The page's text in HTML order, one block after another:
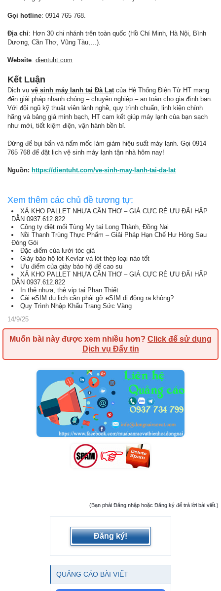
Gọi hotline: 0914 765 768.
Địa chỉ: Hơn 30 chi nhánh trên toàn quốc (Hồ Chí Minh, Hà Nội, Bình
Dương, Cần Thơ, Vũng Tàu,…).
Website: dientuht.com
Kết Luận
Dịch vụ vệ sinh máy lạnh tại Đà Lạt của Hệ Thống Điện Tử HT mang
đến giải pháp nhanh chóng – chuyên nghiệp – an toàn cho gia đình bạn.
Với đội ngũ kỹ thuật viên lành nghề, quy trình chuẩn, linh kiện chính
hãng và bảng giá minh bạch, HT cam kết giúp máy lạnh của bạn sạch
như mới, tiết kiệm điện, vận hành bền bỉ.
Đừng để bụi bẩn và nấm mốc làm giảm hiệu suất máy lạnh. Gọi 0914
765 768 để đặt lịch vệ sinh máy lạnh tận nhà hôm nay!
Nguồn: https://dientuht.com/ve-sinh-may-lanh-tai-da-lat
Xem thêm các chủ đề tương tự:
XẢ KHO PALLET NHỰA CẦN THƠ – GIÁ CỰC RẺ ƯU ĐÃI HẤP
DẪN 0937.612.822
Công ty diệt mối Tùng My tại Long Thành, Đồng Nai
Nồi Thanh Trùng Thực Phẩm – Giải Pháp Hạn Chế Hư Hỏng Sau
Đóng Gói
Đặc điểm của lưới tóc giả
Giày bảo hộ lót Kevlar và lót thép loại nào tốt
Ưu điểm của giày bảo hộ đế cao su
XẢ KHO PALLET NHỰA CẦN THƠ – GIÁ CỰC RẺ ƯU ĐÃI HẤP
DẪN 0937.612.822
In thẻ nhựa, thẻ vip tại Phan Thiết
Cài eSIM du lịch cần phải gỡ eSIM di động ra không?
Quy Trình Nhập Khẩu Trang Sức Vàng
14/9/25
Muốn bài này được xem nhiều hơn? Click để sử dụng
Dịch vụ Đẩy tin
(Bạn phải Đăng nhập hoặc Đăng ký để trả lời bài viết.)
Đăng ký!
QUẢNG CÁO BÀI VIẾT